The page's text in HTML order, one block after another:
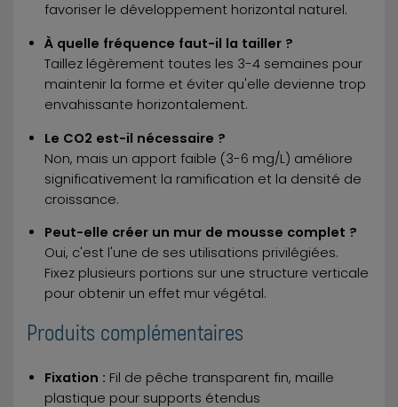
favoriser le développement horizontal naturel.
À quelle fréquence faut-il la tailler ?
Taillez légèrement toutes les 3-4 semaines pour
maintenir la forme et éviter qu'elle devienne trop
envahissante horizontalement.
Le CO2 est-il nécessaire ?
Non, mais un apport faible (3-6 mg/L) améliore
significativement la ramification et la densité de
croissance.
Peut-elle créer un mur de mousse complet ?
Oui, c'est l'une de ses utilisations privilégiées.
Fixez plusieurs portions sur une structure verticale
pour obtenir un effet mur végétal.
Produits complémentaires
Fixation : Fil de pêche transparent fin, maille
plastique pour supports étendus